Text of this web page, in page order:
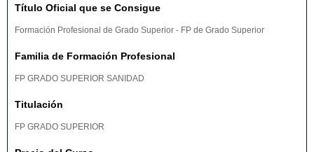
Título Oficial que se Consigue
Formación Profesional de Grado Superior - FP de Grado Superior
Familia de Formación Profesional
FP GRADO SUPERIOR SANIDAD
Titulación
FP GRADO SUPERIOR